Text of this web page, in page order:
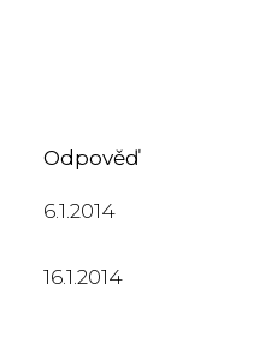
Odpověď
6.1.2014
16.1.2014